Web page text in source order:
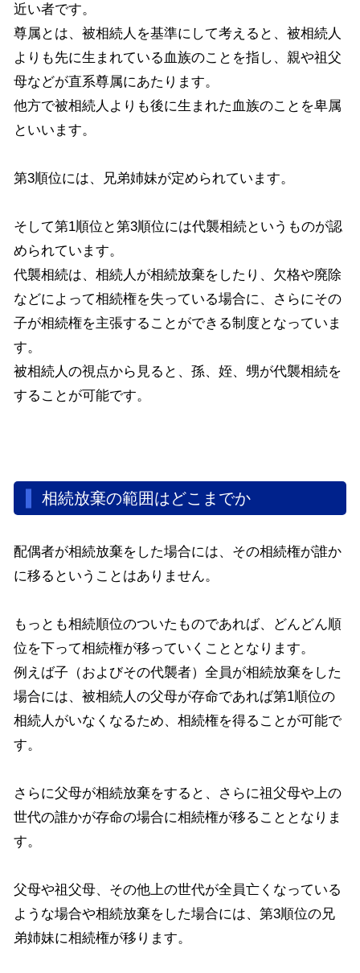
近い者です。
尊属とは、被相続人を基準にして考えると、被相続人
よりも先に生まれている血族のことを指し、親や祖父
母などが直系尊属にあたります。
他方で被相続人よりも後に生まれた血族のことを卑属
といいます。
第3順位には、兄弟姉妹が定められています。
そして第1順位と第3順位には代襲相続というものが認
められています。
代襲相続は、相続人が相続放棄をしたり、欠格や廃除
などによって相続権を失っている場合に、さらにその
子が相続権を主張することができる制度となっていま
す。
被相続人の視点から見ると、孫、姪、甥が代襲相続を
することが可能です。
相続放棄の範囲はどこまでか
配偶者が相続放棄をした場合には、その相続権が誰か
に移るということはありません。
もっとも相続順位のついたものであれば、どんどん順
位を下って相続権が移っていくこととなります。
例えば子（およびその代襲者）全員が相続放棄をした
場合には、被相続人の父母が存命であれば第1順位の
相続人がいなくなるため、相続権を得ることが可能で
す。
さらに父母が相続放棄をすると、さらに祖父母や上の
世代の誰かが存命の場合に相続権が移ることとなりま
す。
父母や祖父母、その他上の世代が全員亡くなっている
ような場合や相続放棄をした場合には、第3順位の兄
弟姉妹に相続権が移ります。